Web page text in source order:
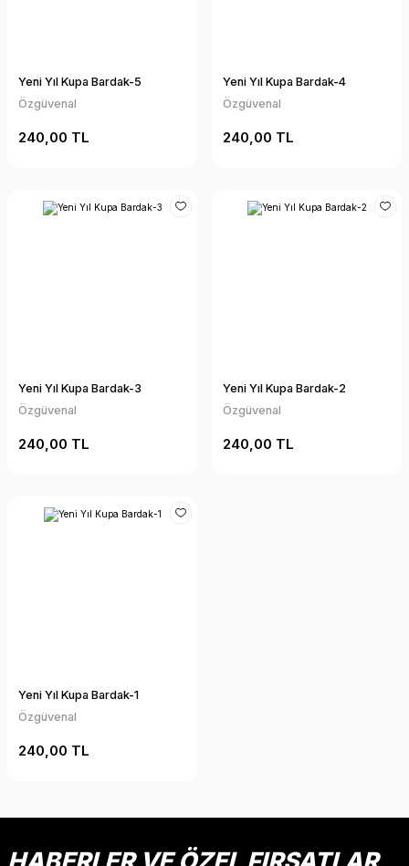
Yeni Yıl Kupa Bardak-5
Özgüvenal
240,00 TL
Yeni Yıl Kupa Bardak-4
Özgüvenal
240,00 TL
Yeni Yıl Kupa Bardak-3
Özgüvenal
240,00 TL
Yeni Yıl Kupa Bardak-2
Özgüvenal
240,00 TL
Yeni Yıl Kupa Bardak-1
Özgüvenal
240,00 TL